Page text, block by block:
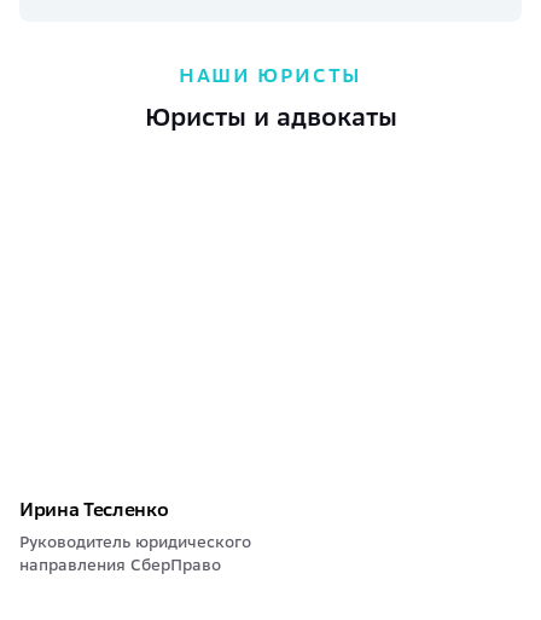
НАШИ ЮРИСТЫ
Юристы и адвокаты
Ирина Тесленко
Руководитель юридического
направления СберПраво